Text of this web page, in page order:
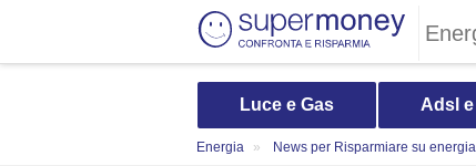
Luce e Gas Adsl
Energia News per Risparmiare su